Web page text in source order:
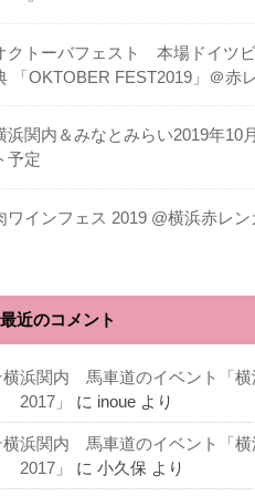
クトーバフェスト 本場ドイツ
「OKTOBER FEST2019」＠赤
浜関内＆みなとみらい2019年10
予定
ワインフェス 2019 @横浜赤レン
最近のコメント
浜関内 馬車道のイベント「横
2017」
に inoue より
浜関内 馬車道のイベント「横
2017」
に 小久保 より